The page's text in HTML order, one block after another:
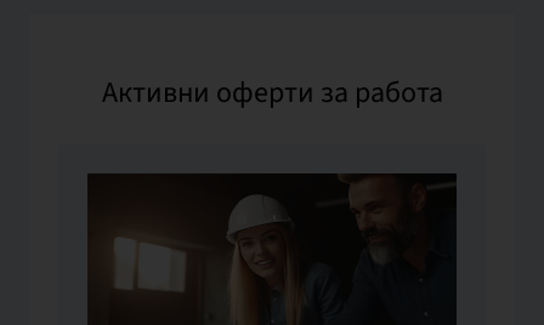
Активни оферти за работа